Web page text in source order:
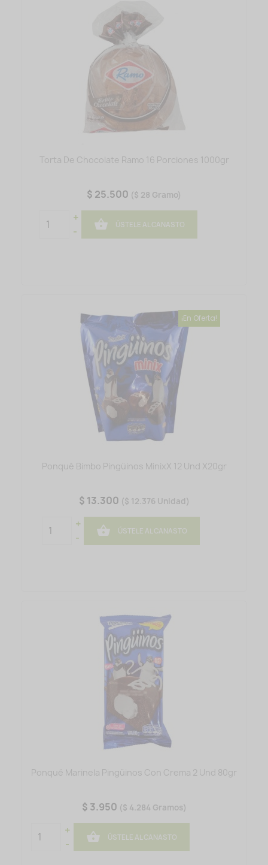
Torta De Chocolate Ramo 16 Porciones 1000gr
$ 25.500 ($ 28 Gramo)
+
-
 ÚSTELE AL CANASTO
Ponqué Bimbo Pingüinos MinixX 12 Und X20gr
$ 13.300 ($ 12.376 Unidad)
+
-
 ÚSTELE AL CANASTO
¡En Oferta!
Ponqué Marinela Pingüinos Con Crema 2 Und 80gr
$ 3.950 ($ 4.284 Gramos)
+
-
 ÚSTELE AL CANASTO